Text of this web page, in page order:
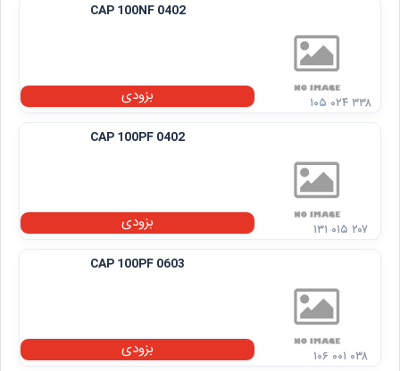
CAP 100NF 0402
بزودی
۱۰۵ ۰۲۴ ۳۳۸
CAP 100PF 0402
بزودی
۱۳۱ ۰۱۵ ۲۰۷
CAP 100PF 0603
بزودی
۱۰۶ ۰۰۱ ۰۳۸